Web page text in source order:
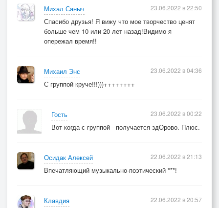
Михал Саныч
Спасибо друзья! Я вижу что мое творчество ценят
больше чем 10 или 20 лет назад!Видимо я
опережал время!!
23.06.2022 в 22:50
Михаил Энс
С группой круче!!!)))++++++++
23.06.2022 в 04:36
Гость
Вот когда с группой - получается здОрово. Плюс.
23.06.2022 в 00:22
Осидак Алексей
Впечатляющий музыкально-поэтический ***!
22.06.2022 в 21:13
Клавдия
22.06.2022 в 20:57